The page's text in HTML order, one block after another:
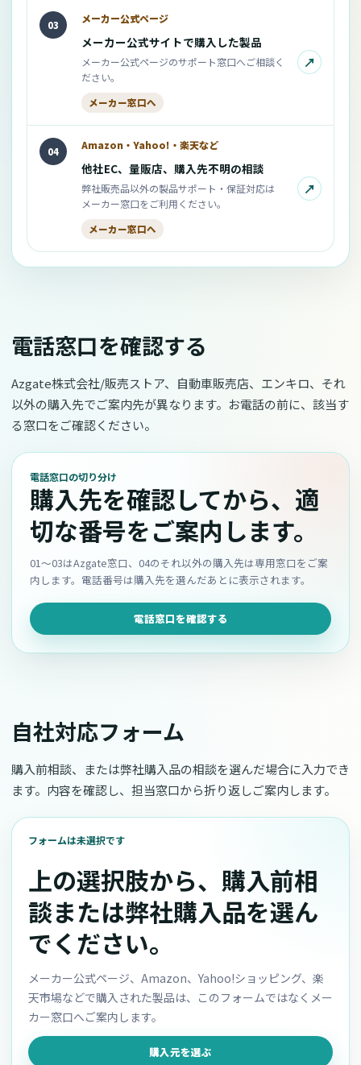
03 メーカー公式ページ
メーカー公式サイトで購入した製品
メーカー公式ページのサポート窓口へご相談く
ださい。
↗
メーカー窓口へ
04 Amazon・Yahoo!・楽天など
他社EC、量販店、購入先不明の相談
弊社販売品以外の製品サポート・保証対応は
メーカー窓口をご利用ください。
↗
メーカー窓口へ
電話窓口を確認する
Azgate株式会社/販売ストア、自動車販売店、エンキロ、それ
以外の購入先でご案内先が異なります。お電話の前に、該当す
る窓口をご確認ください。
電話窓口の切り分け
購入先を確認してから、適
切な番号をご案内します。
01〜03はAzgate窓口、04のそれ以外の購入先は専用窓口をご案
内します。電話番号は購入先を選んだあとに表示されます。
電話窓口を確認する
自社対応フォーム
購入前相談、または弊社購入品の相談を選んだ場合に入力でき
ます。内容を確認し、担当窓口から折り返しご案内します。
フォームは未選択です
上の選択肢から、購入前相
談または弊社購入品を選ん
でください。
メーカー公式ページ、Amazon、Yahoo!ショッピング、楽
天市場などで購入された製品は、このフォームではなくメー
カー窓口へご案内します。
購入元を選ぶ